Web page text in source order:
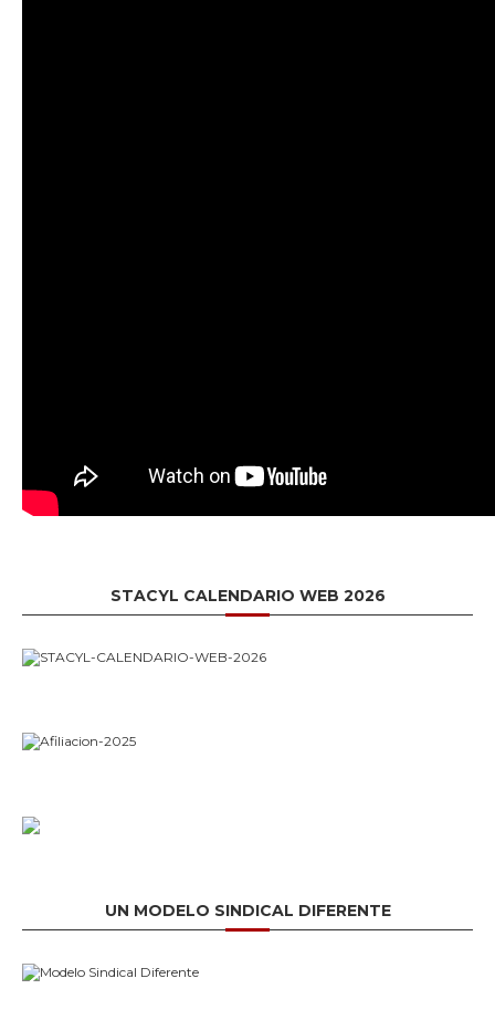
STACYL CALENDARIO WEB 2026
UN MODELO SINDICAL DIFERENTE